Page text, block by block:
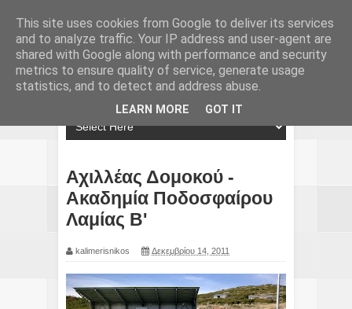
Αχιλλέας Δομοκού -
Ακαδημία Ποδοσφαίρου
Λαμίας Β'
kalimerisnikos Δεκεμβρίου 14, 2011
This site uses cookies from Google to deliver its services
and to analyze traffic. Your IP address and user-agent are
shared with Google along with performance and security
metrics to ensure quality of service, generate usage
statistics, and to detect and address abuse.
LEARN MORE GOT IT